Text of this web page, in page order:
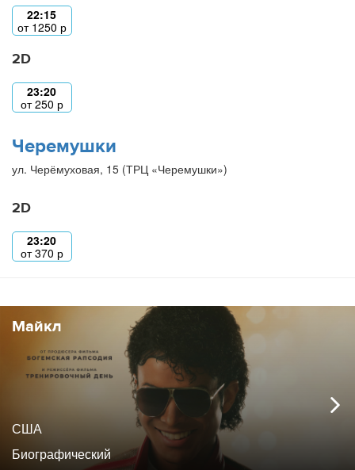
22:15
от 1250 р
2D
23:20
от250 р
Черемушки
ул. Черёмуховая, 15 (ТРЦ «Черемушки»)
2D
23:20
от370 р
Майкл
США
Биографический